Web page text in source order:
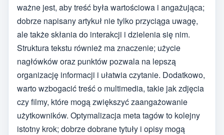
ważne jest, aby treść była wartościowa i angażująca;
dobrze napisany artykuł nie tylko przyciąga uwagę,
ale także skłania do interakcji i dzielenia się nim.
Struktura tekstu również ma znaczenie; użycie
nagłówków oraz punktów pozwala na lepszą
organizację informacji i ułatwia czytanie. Dodatkowo,
warto wzbogacić treść o multimedia, takie jak zdjęcia
czy filmy, które mogą zwiększyć zaangażowanie
użytkowników. Optymalizacja meta tagów to kolejny
istotny krok; dobrze dobrane tytuły i opisy mogą